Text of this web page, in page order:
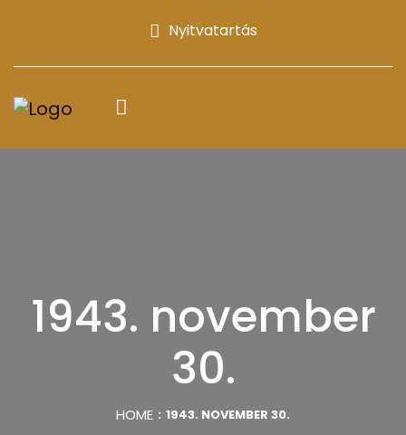
Nyitvatartás
1943. november
30.
HOME 1943. NOVEMBER 30.